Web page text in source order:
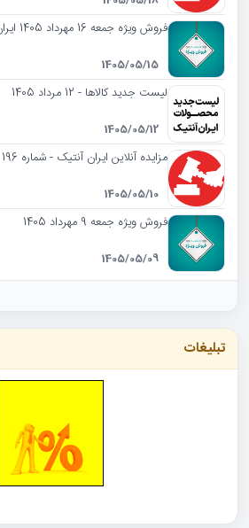
فروش ویژه جمعه 16 مهرداد 1405 ایران آنتیک + هدیه ویژه
1405/05/15
لیست جدید کالاها - 12 مرداد 1405
1405/05/12
مزایده آنلاین ایران آنتیک - شماره 196
1405/05/10
فروش ویژه جمعه 9 مهرداد 1405
1405/05/09
تبلیغات